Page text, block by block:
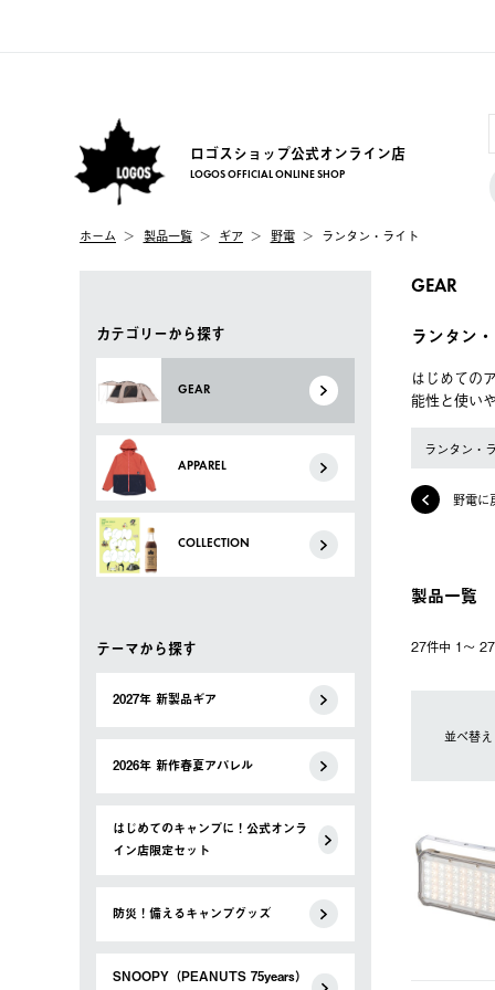
ロゴスショップ公式オンライン店
LOGOS OFFICIAL ONLINE SHOP
ホーム 製品一覧 ギア 野電 ランタン・ライト
カテゴリーから探す
GEAR
APPAREL
COLLECTION
テーマから探す
2027年 新製品ギア
2026年 新作春夏アパレル
はじめてのキャンプに！公式オンラ
イン店限定セット
防災！備えるキャンプグッズ
SNOOPY（PEANUTS 75years）
GEAR
ランタン
はじめての
能性と使い
ランタン・
野電に
製品一覧
27件中 1〜
並べ替え